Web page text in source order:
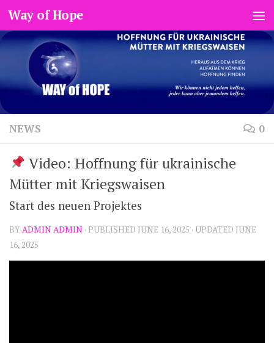
Skip to content
Way of Hope
NEWS 0
Video: Hoffnung für ukrainische
Mütter mit Kriegswaisen
Start des neuen Projektes
BY ADMIN ADMIN · PUBLISHED JUNE 16, 2025 · UPDATED JUNE
16, 2025